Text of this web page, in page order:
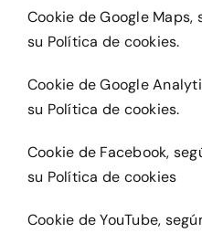
Cookie de Google Maps,
su Política de cookies.
Cookie de Google
su Política de cookies.
Cookie de Facebook,
su Política de cookies
Cookie de YouTube,